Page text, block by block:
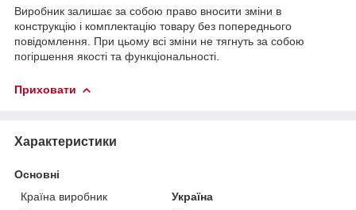
Виробник залишає за собою право вносити зміни в
конструкцію і комплектацію товару без попереднього
повідомлення. При цьому всі зміни не тягнуть за собою
погіршення якості та функціональності.
Приховати
Характеристики
Основні
Країна виробник
Україна